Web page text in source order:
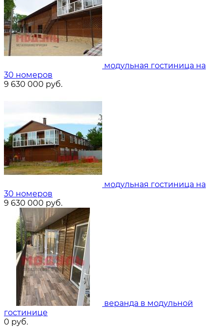
модульная гостиница на
30 номеров
9 630 000 руб.
модульная гостиница на
30 номеров
9 630 000 руб.
веранда в модульной
гостинице
0 руб.